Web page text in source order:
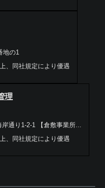
地の1
、同社規定により優遇
理
岸通り1-2-1 【倉敷事業所...
、同社規定により優遇